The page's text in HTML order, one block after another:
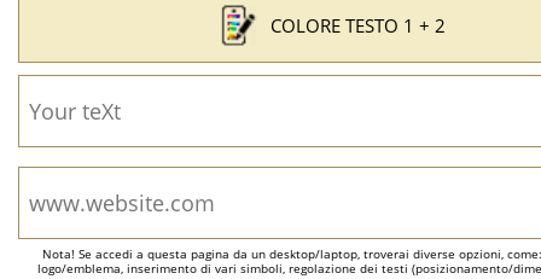
COLORE TESTO 1 + 2
Nota! Se accedi a questa pagina da un desktop/laptop, troverai diverse opzioni,
logo/emblema, inserimento di vari simboli, regolazione dei testi (posizionamento/